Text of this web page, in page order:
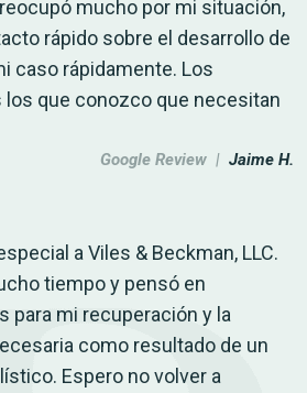
mucho por mi situación,
rápido sobre el desarrollo de
caso rápidamente. Los
que conozco que necesitan
Google Review | Jaime H.
a Viles & Beckman, LLC.
tiempo y pensó en
para mi recuperación y la
como resultado de un
Espero no volver a